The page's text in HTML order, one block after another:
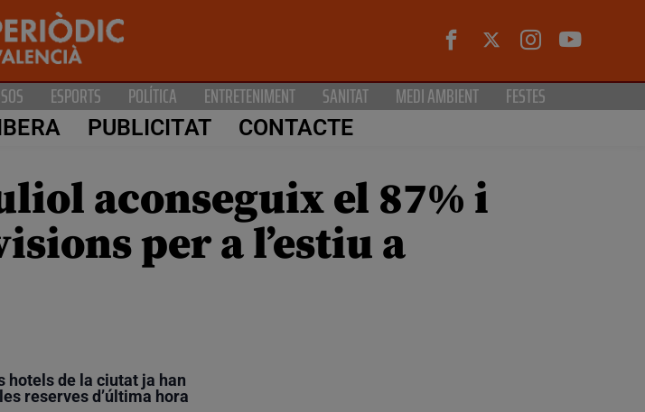
ESPORTS POLÍTICA ENTRETENIMENT SANITAT MEDI AMBIENT FESTES
PUBLICITAT CONTACTE
aconseguix el 87% i
per a l’estiu a
hotels de la ciutat ja han
reserves d’última hora